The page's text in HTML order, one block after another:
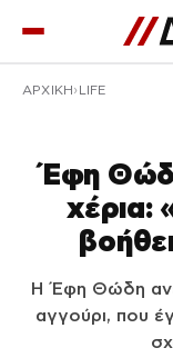
ΑΡΧΙΚΉ LIFE
Έφη
χέρια:
Η Έφη Θώδη
αγγούρι, που